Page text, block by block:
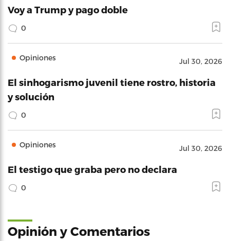
Voy a Trump y pago doble
0
Opiniones Jul 30, 2026
El sinhogarismo juvenil tiene rostro, historia
y solución
0
Opiniones Jul 30, 2026
El testigo que graba pero no declara
0
Opinión y Comentarios